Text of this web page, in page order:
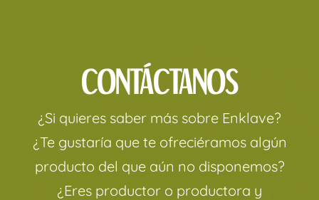
CONTÁCTANOS
¿Si quieres saber más sobre Enklave?
¿Te gustaría que te ofreciéramos algún
producto del que aún no disponemos?
¿Eres productor o productora y